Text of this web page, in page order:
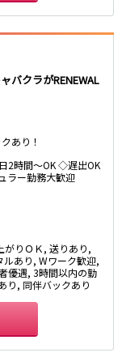
バクラがRENEWAL
あり！
2時間～OK ◇遅出OK
ラー勤務大歓迎
がりＯＫ, 送りあり,
あり, Wワーク歓迎,
優遇, 3時間以内の勤
り, 同伴バックあり